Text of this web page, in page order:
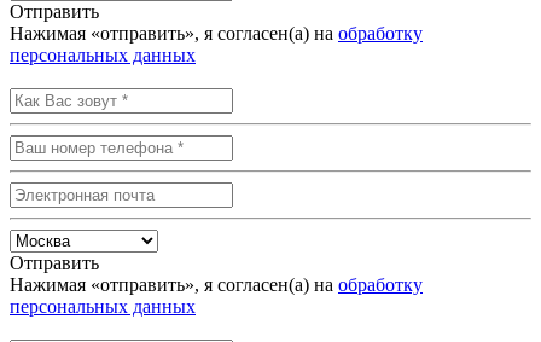
Отправить
Нажимая «отправить», я согласен(а) на обработку
персональных данных
Отправить
Нажимая «отправить», я согласен(а) на обработку
персональных данных